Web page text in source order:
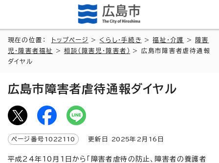
現在の位置： トップページ > くらし・手続き >福祉・介護 >
障害
児・障害者福祉
>相談（障害児・障害者）
> 広島市障害者虐待通報
ダイヤル
広島市障害者虐待通報ダイヤル
ページ番号 1022110 更新日 2025年2月 16 日
平成24年10月1日から「障害者虐待の防止、障害者の養護者